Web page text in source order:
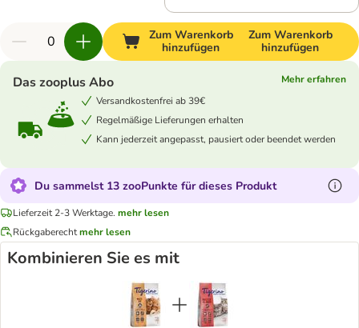
Zum Warenkorb
hinzufügen
Zum Warenkorb
hinzufügen
Das zooplus Abo
Mehr erfahren
Versandkostenfrei ab 39€
Regelmäßige Lieferungen erhalten
Kann jederzeit angepasst, pausiert oder beendet werden
Du sammelst 13 zooPunkte für dieses Produkt
Lieferzeit 2-3 Werktage. mehr lesen
Rückgaberechtmehr lesen
Kombinieren Sie es mit